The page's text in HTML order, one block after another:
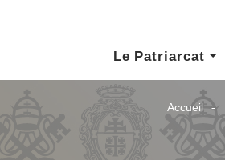
Le Patriarcat
Accueil